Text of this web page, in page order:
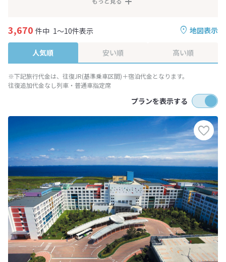
地図表示
3,670 件中 1～10件表示
人気順 安い順 高い順
※下記旅行代金は、往復JR(基準乗車区間)＋宿泊代金となります。
往復追加代金なし列車・普通車指定席
プランを表示する